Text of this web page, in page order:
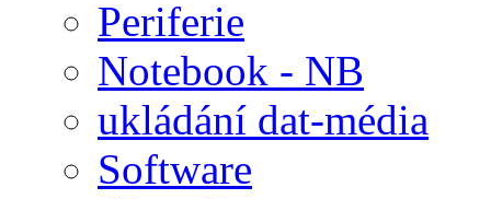
Periferie
Notebook - NB
ukládání dat-média
Software